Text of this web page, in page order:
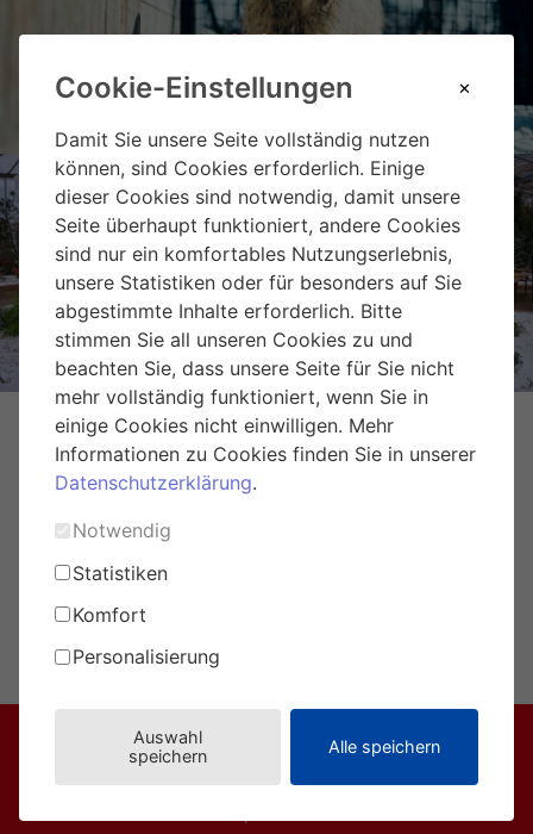
Cookie-Einstellungen
Damit Sie unsere Seite vollständig nutzen
können, sind Cookies erforderlich. Einige
dieser Cookies sind notwendig, damit unsere
Seite überhaupt funktioniert, andere Cookies
sind nur ein komfortables Nutzungserlebnis,
unsere Statistiken oder für besonders auf Sie
abgestimmte Inhalte erforderlich. Bitte
stimmen Sie all unseren Cookies zu und
beachten Sie, dass unsere Seite für Sie nicht
mehr vollständig funktioniert, wenn Sie in
einige Cookies nicht einwilligen. Mehr
Informationen zu Cookies finden Sie in unserer
Datenschutzerklärung.
Notwendig
Statistiken
Komfort
Personalisierung
Auswahl
speichern
Alle speichern
Landgut Wien Cobenzl
Weihnachtsmarkt Hirschstetten
umweltprofis@eule-wien.at